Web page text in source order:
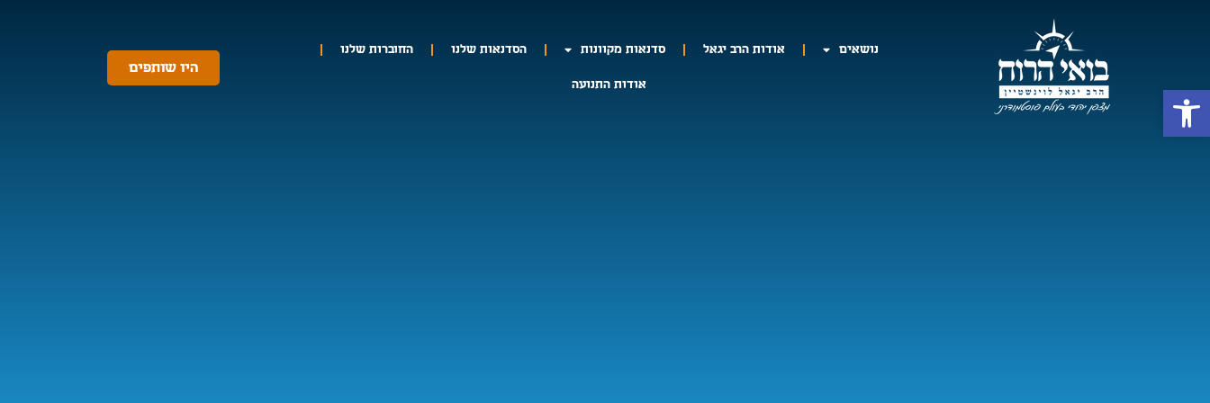
פתח סרגל נגישות
נושאים אודות הרב יגאל סדנאות מקוונות הסדנאות שלנו החוברות שלנו
אודות התנועה
היו שותפים